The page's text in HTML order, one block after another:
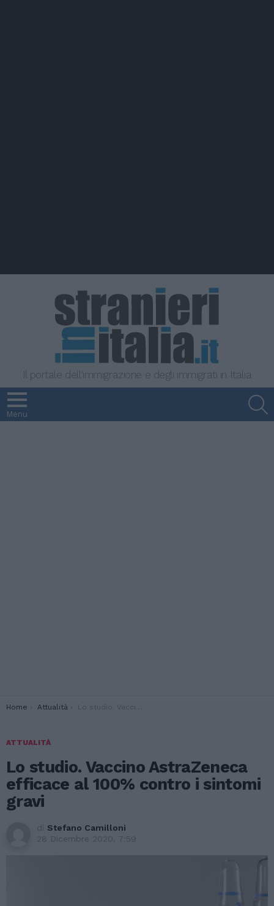
Il portale dell'immigrazione e degli immigrati in Italia
Menu
You are here:
Home Attualità Lo studio. Vaccino AstraZeneca efficace al 100% contro i sintomi gravi
ATTUALITÀ
Lo studio. Vaccino AstraZeneca
efficace al 100% contro i sintomi
gravi
di Stefano Camilloni
28 Dicembre 2020, 7:59